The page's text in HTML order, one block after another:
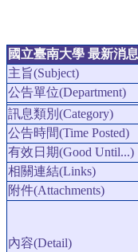
國立臺南大學 最新消
主旨(Subject)
公告單位(Department)
訊息類別(Category)
公告時間(Time Posted)
有效日期(Good Until...)
相關連結(Links)
附件(Attachments)
內容(Detail)